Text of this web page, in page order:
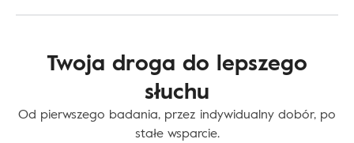
Twoja droga do lepszego
słuchu
Od pierwszego badania, przez indywidualny dobór, po
stałe wsparcie.